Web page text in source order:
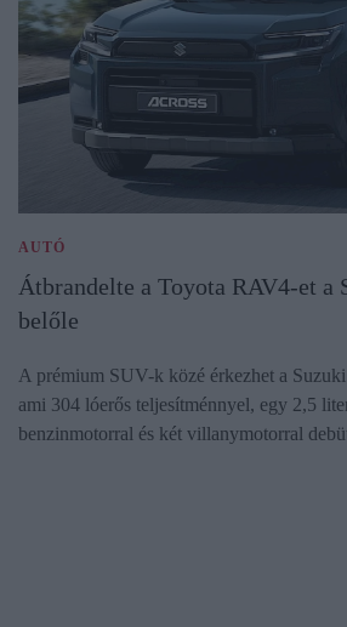
AUTÓ
Átbrandelte a Toyota RAV4-et a
belőle
A prémium SUV-k közé érkezhet a
ami 304 lóerős teljesítménnyel, egy 2,5
benzinmotorral és két villanymotorral